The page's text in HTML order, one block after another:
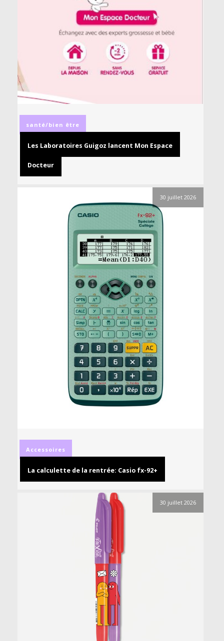
santé/bien être
Les Laboratoires Guigoz lancent Mon Espace
Docteur
30 juillet 2026
Accessoires
La calculette de la rentrée: Casio fx-92+
30 juillet 2026